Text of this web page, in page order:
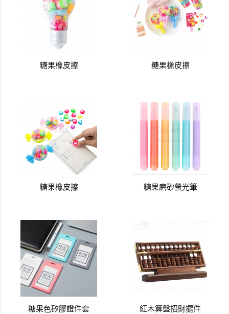
糖果橡皮擦 糖果橡皮擦
糖果橡皮擦 糖果磨砂螢光筆
糖果色矽膠證件套 紅木算盤招財擺件